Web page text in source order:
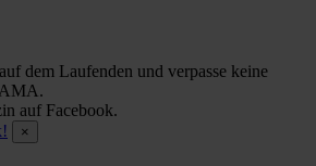
dem Laufenden und verpasse keine
auf Facebook.
×